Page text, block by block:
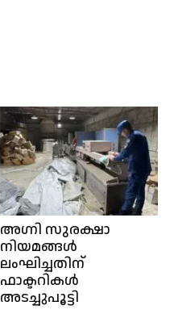
അഗ്നി സുരക്ഷാ
നിയമങ്ങൾ
ലംഘിച്ചതിന്
ഫാക്ടറികൾ
അടച്ചുപൂട്ടി